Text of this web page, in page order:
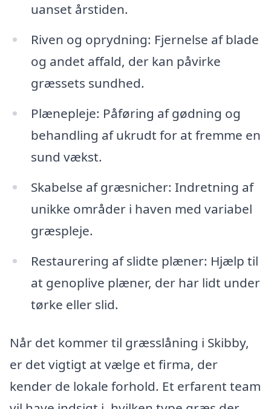
uanset årstiden.
Riven og oprydning: Fjernelse af blade
og andet affald, der kan påvirke
græssets sundhed.
Plænepleje: Påføring af gødning og
behandling af ukrudt for at fremme en
sund vækst.
Skabelse af græsnicher: Indretning af
unikke områder i haven med variabel
græspleje.
Restaurering af slidte plæner: Hjælp til
at genoplive plæner, der har lidt under
tørke eller slid.
Når det kommer til græsslåning i Skibby,
er det vigtigt at vælge et firma, der
kender de lokale forhold. Et erfarent team